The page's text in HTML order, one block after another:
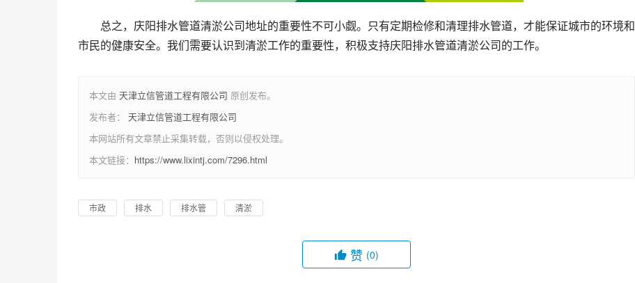
总之，庆阳排水管道清淤公司地址的重要性不可小觑。只有定期检修和清理排水管道，才能保证城市的环境和
市民的健康安全。我们需要认识到清淤工作的重要性，积极支持庆阳排水管道清淤公司的工作。
本文由 天津立信管道工程有限公司 原创发布。
发布者： 天津立信管道工程有限公司
本网站所有文章禁止采集转载，否则以侵权处理。
本文链接： https://www.lixintj.com/7296.html
市政 排水 排水管 清淤
赞 (0)